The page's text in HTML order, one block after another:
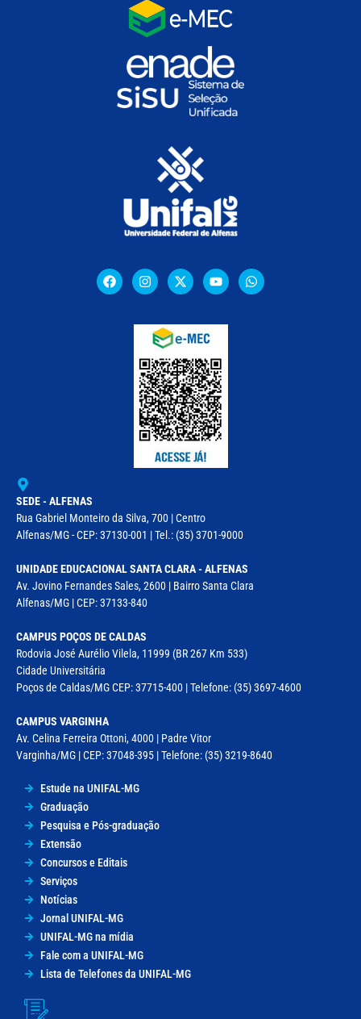
SEDE - ALFENAS
Rua Gabriel Monteiro da Silva, 700 | Centro
Alfenas/MG - CEP: 37130-001 | Tel.: (35) 3701-9000
UNIDADE EDUCACIONAL SANTA CLARA - ALFENAS
Av. Jovino Fernandes Sales, 2600 | Bairro Santa Clara
Alfenas/MG | CEP: 37133-840
CAMPUS POÇOS DE CALDAS
Rodovia José Aurélio Vilela, 11999 (BR 267 Km 533)
Cidade Universitária
Poços de Caldas/MG CEP: 37715-400 | Telefone: (35) 3697-4600
CAMPUS VARGINHA
Av. Celina Ferreira Ottoni, 4000 | Padre Vitor
Varginha/MG | CEP: 37048-395 | Telefone: (35) 3219-8640
Estude na UNIFAL-MG
Graduação
Pesquisa e Pós-graduação
Extensão
Concursos e Editais
Serviços
Notícias
Jornal UNIFAL-MG
UNIFAL-MG na mídia
Fale com a UNIFAL-MG
Lista de Telefones da UNIFAL-MG